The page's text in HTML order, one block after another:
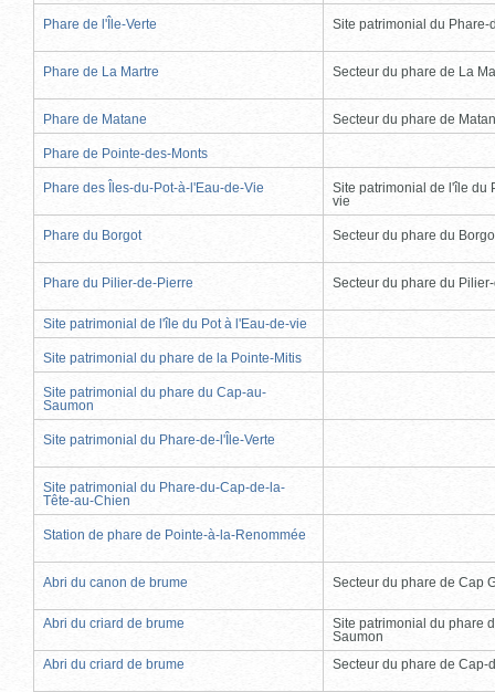
Phare de l'Île-Verte Site patrimonial du Phare-
Phare de La Martre Secteur du phare de La
Phare de Matane Secteur du phare de
Phare de Pointe-des-Monts
Phare des Îles-du-Pot-à-l'Eau-de-Vie
Site patrimonial de l'île du
vie
Phare du Borgot Secteur du phare du
Phare du Pilier-de-Pierre Secteur du phare du
Site patrimonial de l'île du Pot à l'Eau-de-vie
Site patrimonial du phare de la Pointe-Mitis
Site patrimonial du phare du Cap-au-
Saumon
Site patrimonial du Phare-de-l'Île-Verte
Site patrimonial du Phare-du-Cap-de-la-
Tête-au-Chien
Station de phare de Pointe-à-la-Renommée
Abri du canon de brume Secteur du phare de Cap
Abri du criard de brume
Site patrimonial du phare
Saumon
Abri du criard de brume
Secteur du phare de Cap-